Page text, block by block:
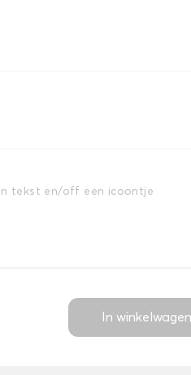
tekst en/off een icoontje
In winkelwagen